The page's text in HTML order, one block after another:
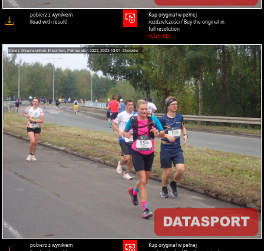
pobierz z wynikiem
(load with result)
Kup oryginał w pełnej
rozdzielczości / Buy the original in
full resolution
HIGH-RES
pobierz z wynikiem
Kup oryginał w pełnej